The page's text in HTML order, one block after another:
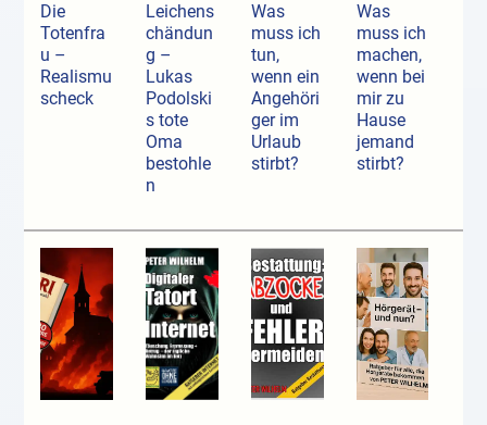
Die
Totenfra
u –
Realismu
scheck
Leichens
chändun
g –
Lukas
Podolski
s tote
Oma
bestohle
n
Was
muss ich
tun,
wenn ein
Angehöri
ger im
Urlaub
stirbt?
Was
muss ich
machen,
wenn bei
mir zu
Hause
jemand
stirbt?